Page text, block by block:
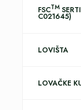
FSCTM
C021645)
LOVIŠTA
LOVAČKE